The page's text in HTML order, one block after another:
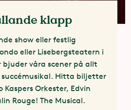
klapp
show eller festlig
eller Lisebergsteatern i
våra scener på allt
Hitta biljetter
Orkester, Edvin
Rouge! The Musical.